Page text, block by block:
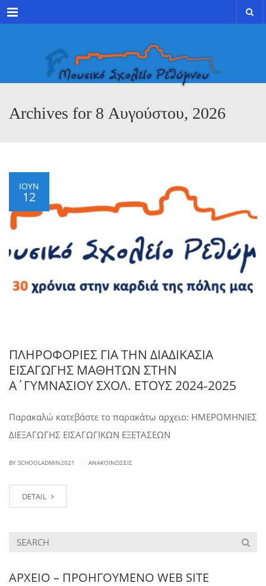
Menu
Archives for 8 Αυγούστου, 2026
ΙΟΎΝ
12
ΠΛΗΡΟΦΟΡΙΕΣ ΓΙΑ ΤΗΝ ΔΙΑΔΙΚΑΣΙΑ
ΕΙΣΑΓΩΓΗΣ ΜΑΘΗΤΩΝ ΣΤΗΝ
Α΄ΓΥΜΝΑΣΙΟΥ ΣΧΟΛ. ΕΤΟΥΣ 2024-2025
Παρακαλώ κατεβάστε το παρακάτω αρχειο: ΗΜΕΡΟΜΗΝΙΕΣ
ΔΙΕΞΑΓΩΓΗΣ ΕΙΣΑΓΩΓΙΚΩΝ ΕΞΕΤΑΣΕΩΝ
BY SCHOOLADMIN2021 ΑΝΑΚΟΙΝΏΣΕΙΣ
DETAIL
ΑΡΧΕΙΟ – ΠΡΟΗΓΟΥΜΕΝΟ WEB SITE